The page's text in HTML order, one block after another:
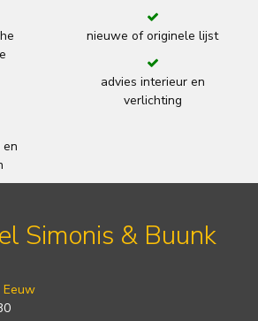
nieuwe of originele lijst
advies interieur en
verlichting
Simonis & Buunk
Eeuw